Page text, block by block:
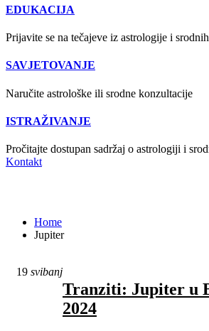
EDUKACIJA
Prijavite se na tečajeve iz astrologije i
SAVJETOVANJE
Naručite astrološke ili srodne konzultacije
ISTRAŽIVANJE
Pročitajte dostupan sadržaj o astrologiji i
Kontakt
Home
Jupiter
19 svibanj
Tranziti: Jupiter u
2024